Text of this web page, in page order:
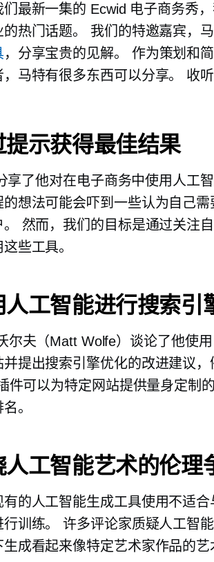
们最新一集的 Ecwid 电子商务秀
的热门话题。 我们的特邀嘉宾，
，分享宝贵的见解。 作为策划和
，马特有很多东西可以分享。 收
提示获得最佳结果
享了他对在电子商务中使用人工
的想法可能会吓到一些认为自己
。 然而，我们的目标是通过关注
些工具。
人工智能进行搜索引
尔夫（Matt Wolfe）谈论了他使
提出搜索引擎优化的改进建议，
件可以为特定网站提供量身定制
。
人工智能艺术的伦理
有的人工智能生成工具使用不适
行训练。 许多评论家质疑人工智
成看起来像特定艺术家作品的艺